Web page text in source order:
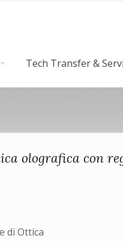
Tech Transfer &
olografica con
di Ottica